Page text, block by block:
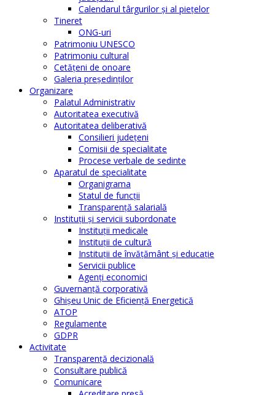
Calendarul târgurilor şi al pieţelor
Tineret
ONG-uri
Patrimoniu UNESCO
Patrimoniu cultural
Cetăţeni de onoare
Galeria președinților
Organizare
Palatul Administrativ
Autoritatea executivă
Autoritatea deliberativă
Consilieri judeţeni
Comisii de specialitate
Procese verbale de sedinte
Aparatul de specialitate
Organigrama
Statul de funcții
Transparență salarială
Instituţii şi servicii subordonate
Instituţii medicale
Instituţii de cultură
Instituţii de învăţământ şi educaţie
Servicii publice
Agenţi economici
Guvernanță corporativă
Ghişeu Unic de Eficienţă Energetică
ATOP
Regulamente
GDPR
Activitate
Transparenţă decizională
Consultare publică
Comunicare